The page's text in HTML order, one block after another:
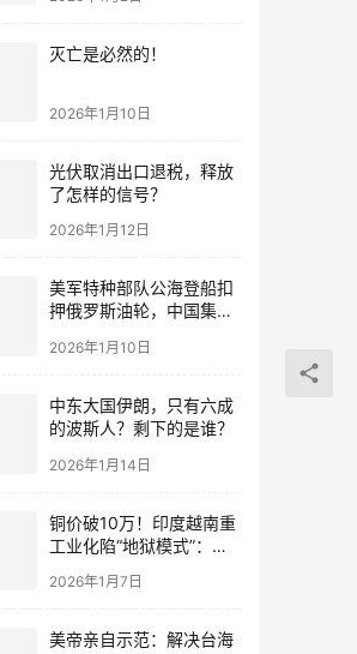
灭亡是必然的！
2026年1月10日
光伏取消出口退税，释放
了怎样的信号？
2026年1月12日
美军特种部队公海登船扣
押俄罗斯油轮，中国集装
2026年1月10日
中东大国伊朗，只有六成
的波斯人？剩下的是谁？
2026年1月14日
铜价破10万！印度越南重
工业化陷“地狱模式”：中
再也复刻不了
2026年1月7日
美帝亲自示范：解决台海